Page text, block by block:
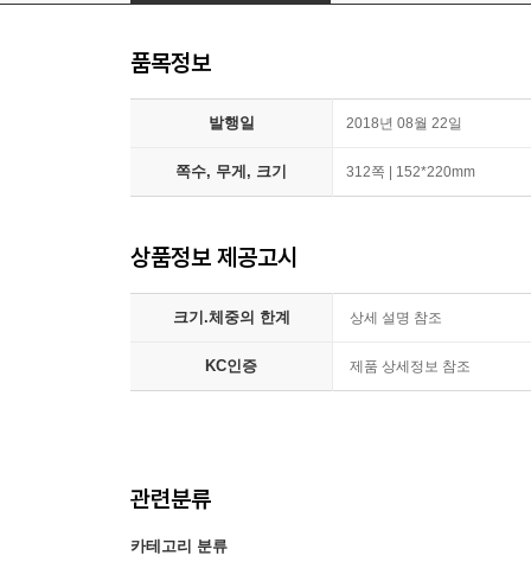
품목정보
발행일 2018년 08월 22일
쪽수, 무게, 크기 312쪽 | 152*220mm
상품정보 제공고시
크기.체중의 한계 상세 설명 참조
KC인증 제품 상세정보 참조
관련분류
카테고리 분류